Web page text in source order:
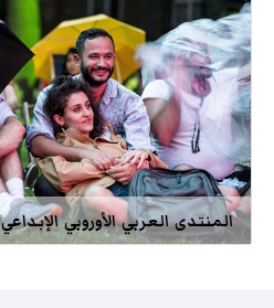
المنتدى العربي الأوروبي الإبداعي